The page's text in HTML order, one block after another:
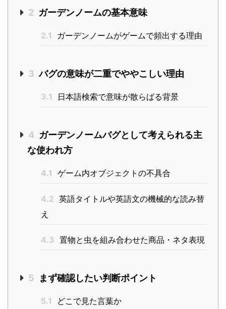
2 ガーデンノームの基本意味
2.1 ガーデンノームがゲームで頻出する理由
3 バグの意味が二重でややこしい理由
3.1 日本語検索で意味が散らばる背景
4 ガーデンノームバグとして考えられる主
な使われ方
4.1 ゲーム内オブジェクトの不具合
4.2 英語タイトルや英語文の機械的な読み替
え
4.3 置物と虫を組み合わせた商品・ネタ表現
5 まず確認したい判断ポイント
5.1 どこで見た言葉か